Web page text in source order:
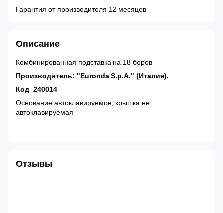
Гарантия от производителя 12 месяцев
Описание
Комбинированная подставка на 18 боров
Производитель: "Euronda S.p.A." (Италия).
Код 240014
Основание автоклавируемое, крышка не
автоклавируемая
Отзывы